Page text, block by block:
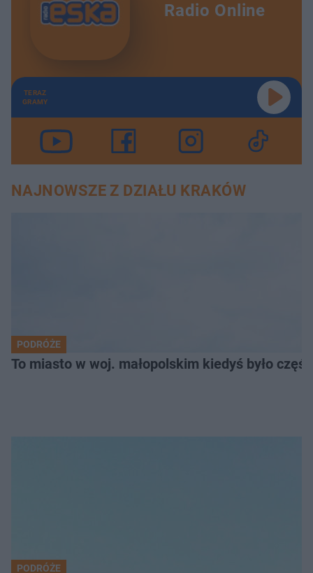
Radio Online
TERAZ
GRAMY
NAJNOWSZE Z DZIAŁU KRAKÓW
PODRÓŻE
To miasto w woj. małopolskim kiedyś było
PODRÓŻE